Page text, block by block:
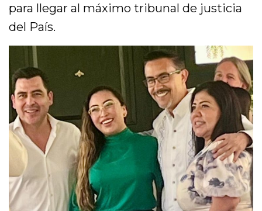
para llegar al máximo tribunal de justicia
del País.